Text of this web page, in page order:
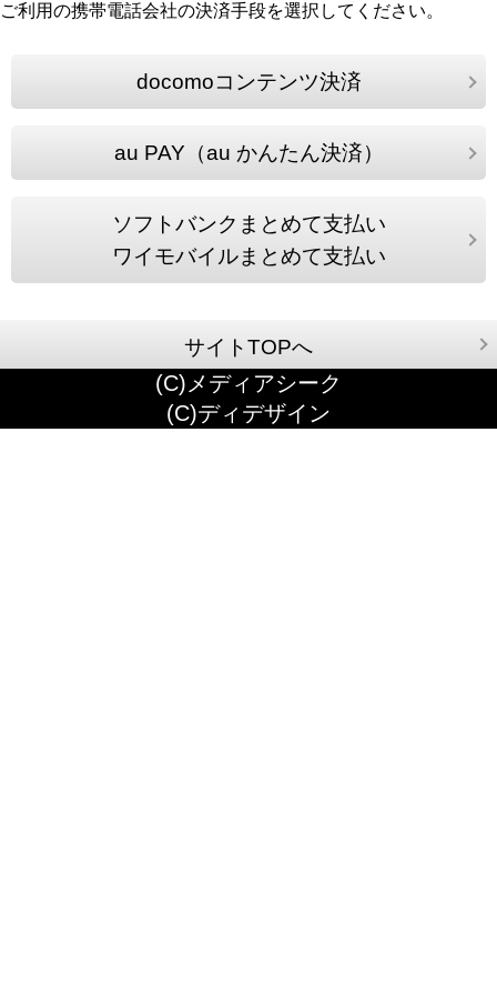
ご利用の携帯電話会社の決済手段を選択してください。
docomoコンテンツ決済
au PAY（au かんたん決済）
ソフトバンクまとめて支払い
ワイモバイルまとめて支払い
サイトTOPへ
(C)メディアシーク
(C)ディデザイン